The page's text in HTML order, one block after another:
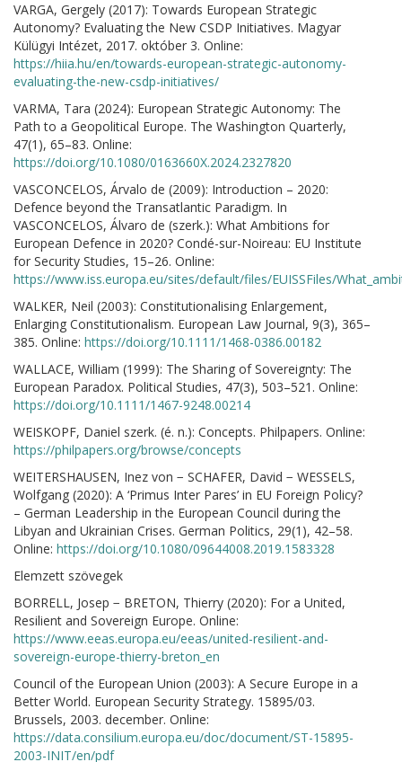
VARGA, Gergely (2017): Towards European Strategic
Autonomy? Evaluating the New CSDP Initiatives. Magyar
Külügyi Intézet, 2017. október 3. Online:
https://hiia.hu/en/towards-european-strategic-autonomy-
evaluating-the-new-csdp-initiatives/
VARMA, Tara (2024): European Strategic Autonomy: The
Path to a Geopolitical Europe. The Washington Quarterly,
47(1), 65–83. Online:
https://doi.org/10.1080/0163660X.2024.2327820
VASCONCELOS, Árvalo de (2009): Introduction – 2020:
Defence beyond the Transatlantic Paradigm. In
VASCONCELOS, Álvaro de (szerk.): What Ambitions for
European Defence in 2020? Condé-sur-Noireau: EU Institute
for Security Studies, 15–26. Online:
https://www.iss.europa.eu/sites/default/files/EUISSFiles/
WALKER, Neil (2003): Constitutionalising Enlargement,
Enlarging Constitutionalism. European Law Journal, 9(3), 365–
385. Online: https://doi.org/10.1111/1468-0386.00182
WALLACE, William (1999): The Sharing of Sovereignty: The
European Paradox. Political Studies, 47(3), 503–521. Online:
https://doi.org/10.1111/1467-9248.00214
WEISKOPF, Daniel szerk. (é. n.): Concepts. Philpapers. Online:
https://philpapers.org/browse/concepts
WEITERSHAUSEN, Inez von − SCHAFER, David − WESSELS,
Wolfgang (2020): A ‘Primus Inter Pares’ in EU Foreign Policy?
– German Leadership in the European Council during the
Libyan and Ukrainian Crises. German Politics, 29(1), 42–58.
Online: https://doi.org/10.1080/09644008.2019.1583328
Elemzett szövegek
BORRELL, Josep − BRETON, Thierry (2020): For a United,
Resilient and Sovereign Europe. Online:
https://www.eeas.europa.eu/eeas/united-resilient-and-
sovereign-europe-thierry-breton_en
Council of the European Union (2003): A Secure Europe in a
Better World. European Security Strategy. 15895/03.
Brussels, 2003. december. Online:
https://data.consilium.europa.eu/doc/document/ST-15895-
2003-INIT/en/pdf